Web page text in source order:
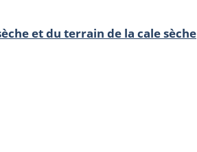
et du terrain de la cale sèche